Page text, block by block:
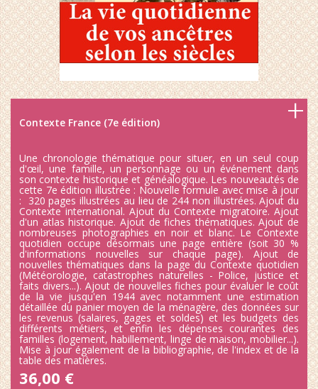
Contexte France (7e édition)
Une chronologie thématique pour situer, en un seul coup
d'œil, une famille, un personnage ou un événement dans
son contexte historique et généalogique. Les nouveautés de
cette 7e édition illustrée : Nouvelle formule avec mise à jour
: 320 pages illustrées au lieu de 244 non illustrées. Ajout du
Contexte international. Ajout du Contexte migratoire. Ajout
d'un atlas historique. Ajout de fiches thématiques. Ajout de
nombreuses photographies en noir et blanc. Le Contexte
quotidien occupe désormais une page entière (soit 30 %
d'informations nouvelles sur chaque page). Ajout de
nouvelles thématiques dans la page du Contexte quotidien
(Météorologie, catastrophes naturelles - Police, justice et
faits divers...). Ajout de nouvelles fiches pour évaluer le coût
de la vie jusqu'en 1944 avec notamment une estimation
détaillée du panier moyen de la ménagère, des données sur
les revenus (salaires, gages et soldes) et les budgets des
différents métiers, et enfin les dépenses courantes des
familles (logement, habillement, linge de maison, mobilier...).
Mise à jour également de la bibliographie, de l'index et de la
table des matières.
36,00 €